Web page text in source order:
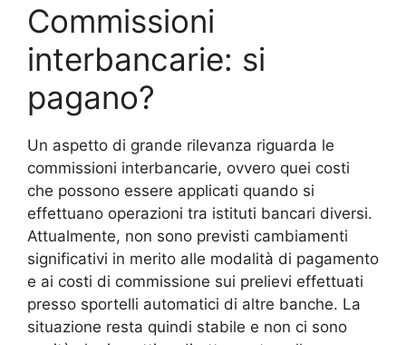
Commissioni
interbancarie: si
pagano?
Un aspetto di grande rilevanza riguarda le
commissioni interbancarie, ovvero quei costi
che possono essere applicati quando si
effettuano operazioni tra istituti bancari diversi.
Attualmente, non sono previsti cambiamenti
significativi in merito alle modalità di pagamento
e ai costi di commissione sui prelievi effettuati
presso sportelli automatici di altre banche. La
situazione resta quindi stabile e non ci sono